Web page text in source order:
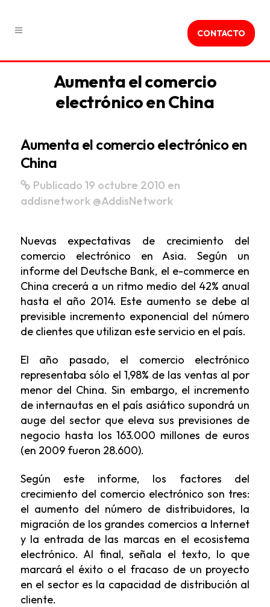
CONTACTO
Aumenta el comercio
electrónico en China
Aumenta el comercio electrónico en
China
Publicado 19 octubre 2010 en
addisnetwork @AddisNetwork
Nuevas expectativas de crecimiento del
comercio electrónico en Asia. Según un
informe del Deutsche Bank, el e-commerce en
China crecerá a un ritmo medio del 42% anual
hasta el año 2014. Este aumento se debe al
previsible incremento exponencial del número
de clientes que utilizan este servicio en el país.
El año pasado, el comercio electrónico
representaba sólo el 1,98% de las ventas al por
menor del China. Sin embargo, el incremento
de internautas en el país asiático supondrá un
auge del sector que eleva sus previsiones de
negocio hasta los 163.000 millones de euros
(en 2009 fueron 28.600).
Según este informe, los factores del
crecimiento del comercio electrónico son tres:
el aumento del número de distribuidores, la
migración de los grandes comercios a Internet
y la entrada de las marcas en el ecosistema
electrónico. Al final, señala el texto, lo que
marcará el éxito o el fracaso de un proyecto
en el sector es la capacidad de distribución al
cliente.